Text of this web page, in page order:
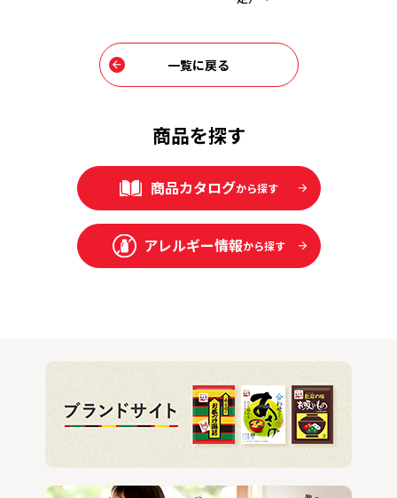
一覧に戻る
商品を探す
商品カタログから探す
アレルギー情報から探す